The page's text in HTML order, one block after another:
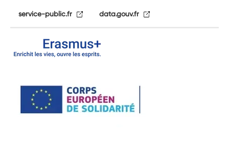
service-public.fr data.gouv.fr